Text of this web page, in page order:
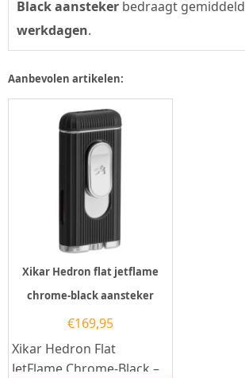
Black aansteker bedraagt gemiddeld
werkdagen.
Aanbevolen artikelen:
Xikar Hedron flat jetflame
chrome-black aansteker
€169,95
Xikar Hedron Flat
JetFlame Chrome-Black –